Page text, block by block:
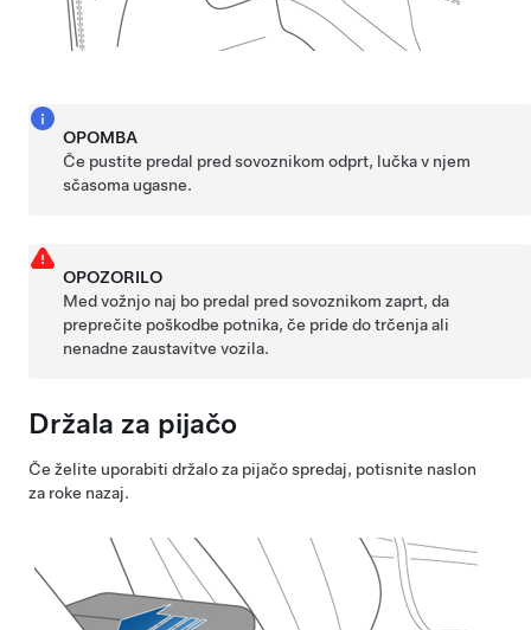
OPOMBA
Če pustite predal pred sovoznikom odprt, lučka v njem
sčasoma ugasne.
OPOZORILO
Med vožnjo naj bo predal pred sovoznikom zaprt, da
preprečite poškodbe potnika, če pride do trčenja ali
nenadne zaustavitve vozila.
Držala za pijačo
Če želite uporabiti držalo za pijačo spredaj, potisnite naslon
za roke nazaj.